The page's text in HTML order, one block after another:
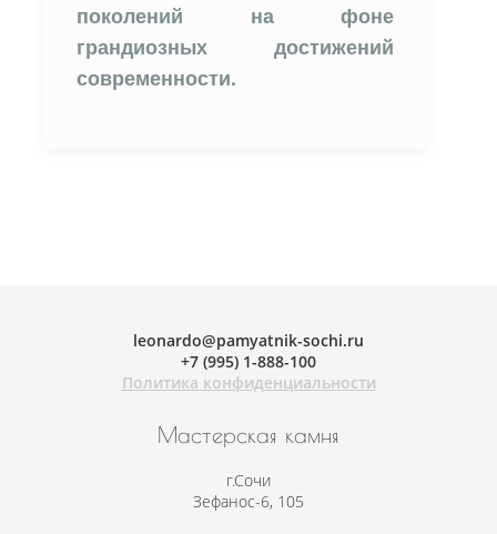
поколений на фоне
грандиозных достижений
современности.
leonardo@pamyatnik-sochi.ru
+7 (995) 1-888-100
Политика конфиденциальности
Мастерская камня
г.Сочи
Зефанос-6, 105